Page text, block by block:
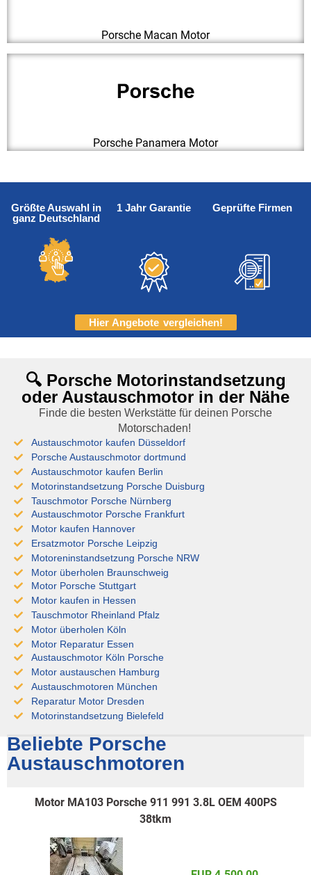
Porsche Macan Motor
Porsche Panamera Motor
Größte Auswahl in
ganz Deutschland
1 Jahr Garantie Geprüfte Firmen
Hier Angebote vergleichen!
🔍 Porsche Motorinstandsetzung
oder Austauschmotor in der Nähe
Finde die besten Werkstätte für deinen Porsche
Motorschaden!
Austauschmotor kaufen Düsseldorf
Porsche Austauschmotor dortmund
Austauschmotor kaufen Berlin
Motorinstandsetzung Porsche Duisburg
Tauschmotor Porsche Nürnberg
Austauschmotor Porsche Frankfurt
Motor kaufen Hannover
Ersatzmotor Porsche Leipzig
Motoreninstandsetzung Porsche NRW
Motor überholen Braunschweig
Motor Porsche Stuttgart
Motor kaufen in Hessen
Tauschmotor Rheinland Pfalz
Motor überholen Köln
Motor Reparatur Essen
Austauschmotor Köln Porsche
Motor austauschen Hamburg
Austauschmotoren München
Reparatur Motor Dresden
Motorinstandsetzung Bielefeld
Beliebte Porsche
Austauschmotoren
Motor MA103 Porsche 911 991 3.8L OEM 400PS
38tkm